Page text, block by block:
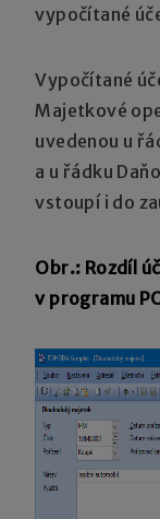
vypočítané
Vypočítané
Majetkové
uvedenou u
a u řádku
vstoupí i do
Obr.: Rozdíl
v programu